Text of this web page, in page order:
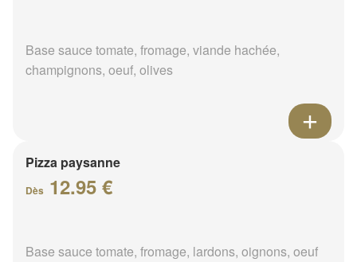
Base sauce tomate, fromage, viande hachée,
champignons, oeuf, olives
Pizza paysanne
Dès 12.95 €
Base sauce tomate, fromage, lardons, oignons, oeuf